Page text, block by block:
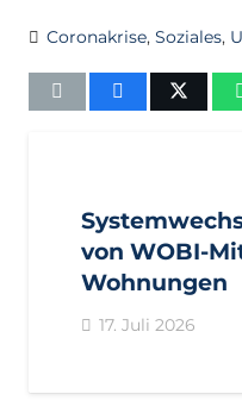
Coronakrise, Soziales,
von WOBI-
Wohnungen
17. Juli 2026